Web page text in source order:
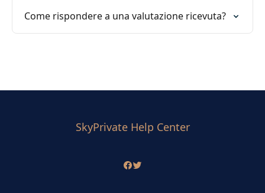
Come rispondere a una valutazione ricevuta?
SkyPrivate Help Center